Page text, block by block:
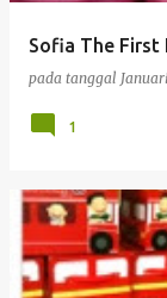
Sofia The First
pada tanggal
1